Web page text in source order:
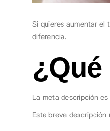
Si quieres aumentar el
diferencia.
¿Qué
La meta descripción
Esta breve descripción